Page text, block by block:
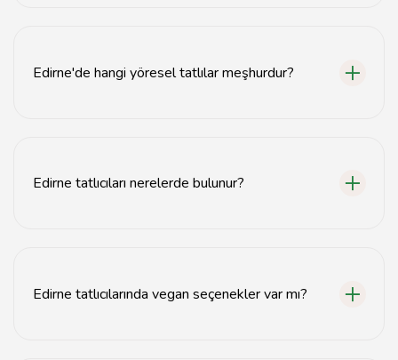
Edirne'de hangi yöresel tatlılar meşhurdur?
Edirne tatlıcıları nerelerde bulunur?
Edirne tatlıcılarında vegan seçenekler var mı?